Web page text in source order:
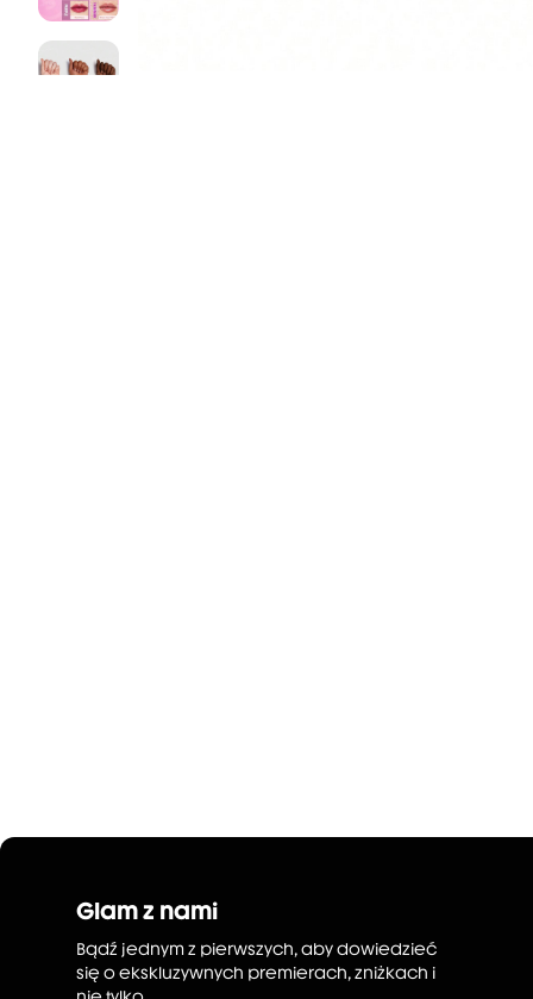
Glam z nami
Bądź jednym z pierwszych, aby dowiedzieć
się o ekskluzywnych premierach, zniżkach i